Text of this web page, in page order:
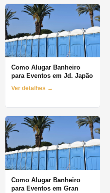
Como Alugar Banheiro
para Eventos em Jd. Japão
Ver detalhes →
Como Alugar Banheiro
para Eventos em Gran